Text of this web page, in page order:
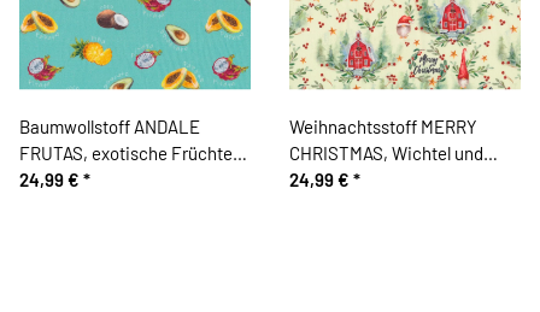
Baumwollstoff ANDALE
FRUTAS, exotische Früchte,
türkis, Patricia Meyer
24,99 € *
Weihnachtsstoff MERRY
CHRISTMAS, Wichtel und
Häuser
24,99 € *